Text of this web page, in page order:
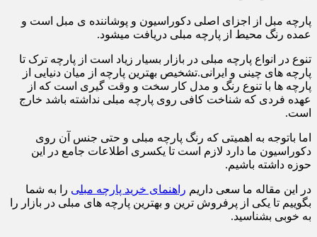
پارچه مبل از اجزای اصلی دکوراسیون و پوشاننده ی مبل است و
عمده رنگ محیط از پارچه مبلی دریافت میشود.
تنوع در انواع پارچه مبلی در بازار بسیار زیاد است از پارچه ترک تا
پارچه های چینی و ایرانی.تشخیص بهترین پارچه از میان دنیایی از
پارچه ها با تنوع رنگ و مدل کار سخت و وقت گیری است که از
عهده فردی که شناخت کافی روی پارچه مبلی نداشته باشد خارج
است.
اما باتوجه به اهمیتی که رنگ پارچه مبلی و حتی جنس آن روی
دکوراسیون ما دارد لازم است تا یکسری اطلاعات جامع در این
حوزه داشته باشیم.
در این مقاله ما سعی داریم راهنمای خرید پارچه مبلی را به شما
بگوییم تا یکی از پرفروش ترین و بهترین پارچه های مبلی در بازار را
به خوبی بشناسید.